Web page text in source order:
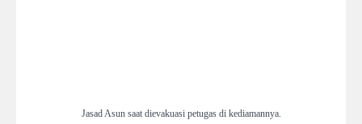
Jasad Asun saat dievakuasi petugas di kediamannya.